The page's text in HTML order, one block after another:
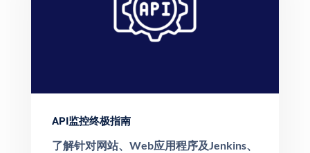
API监控终极指南
了解针对网站、Web应用程序及Jenkins、